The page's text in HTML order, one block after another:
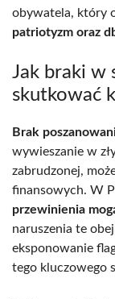
obywatela, który
patriotyzm oraz
Jak braki w
skutkować
Brak
wywieszanie w
zabrudzonej,
finansowych. W
przewinienia
naruszenia te
eksponowanie
tego kluczowego